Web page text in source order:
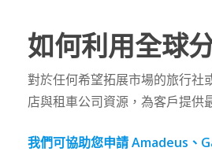
如何利用全球
對於任何希望拓展市場的旅行社
店與租車公司資源，為客戶提供
我們可協助您申請 Amadeus、